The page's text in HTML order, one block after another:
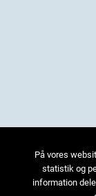
På vores
statistik og
information